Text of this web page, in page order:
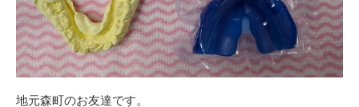
地元森町のお友達です。